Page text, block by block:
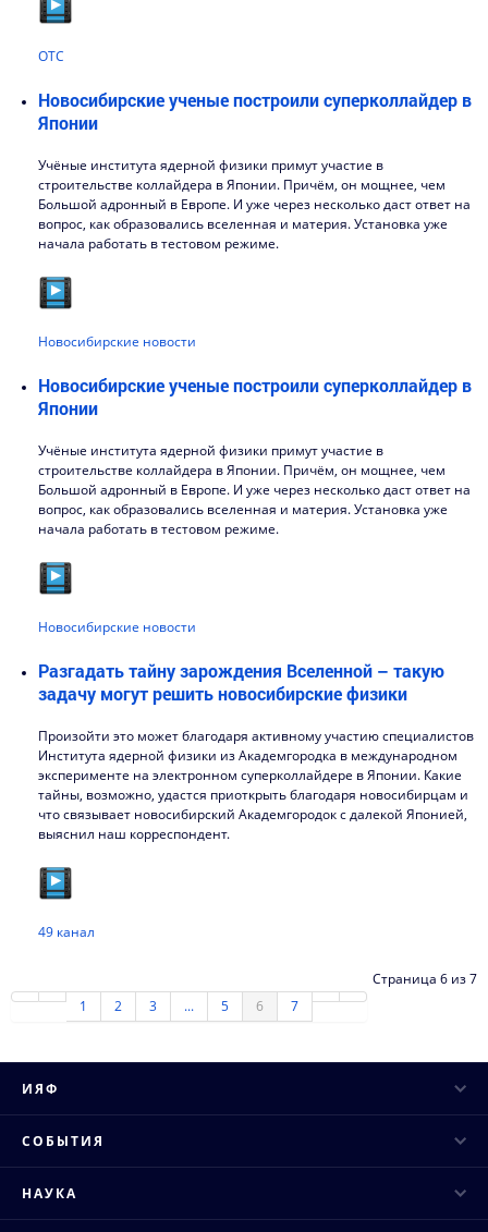
ОТС
Новосибирские ученые построили суперколлайдер в
Японии
Учёные института ядерной физики примут участие в
строительстве коллайдера в Японии. Причём, он мощнее, чем
Большой адронный в Европе. И уже через несколько даст ответ на
вопрос, как образовались вселенная и материя. Установка уже
начала работать в тестовом режиме.
Новосибирские новости
Новосибирские ученые построили суперколлайдер в
Японии
Учёные института ядерной физики примут участие в
строительстве коллайдера в Японии. Причём, он мощнее, чем
Большой адронный в Европе. И уже через несколько даст ответ на
вопрос, как образовались вселенная и материя. Установка уже
начала работать в тестовом режиме.
Новосибирские новости
Разгадать тайну зарождения Вселенной – такую
задачу могут решить новосибирские физики
Произойти это может благодаря активному участию специалистов
Института ядерной физики из Академгородка в международном
эксперименте на электронном суперколлайдере в Японии. Какие
тайны, возможно, удастся приоткрыть благодаря новосибирцам и
что связывает новосибирский Академгородок с далекой Японией,
выяснил наш корреспондент.
49 канал
Страница 6 из 7
1
2 3 ... 5 6 7
ИЯФ
Структура института
СОБЫТИЯ
НАУКА